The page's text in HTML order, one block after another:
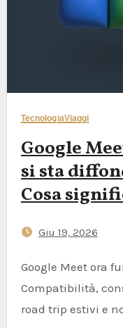
TecnologiaViaggi
Google
si sta
Cosa
Giu 19, 2026
Google Meet ora funziona su Android Auto.
Compatibilità,
road trip estivi e